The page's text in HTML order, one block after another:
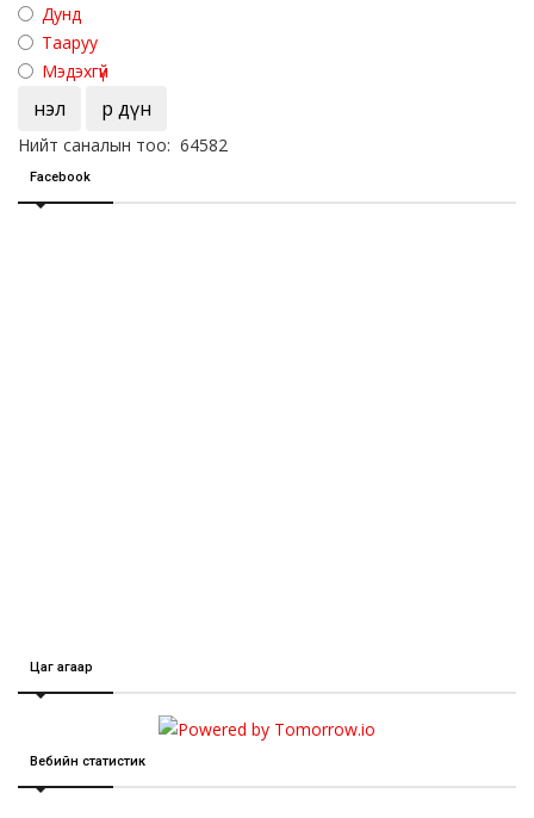
Дунд
Тааруу
Мэдэхгүй
Үнэл Үр дүн
Нийт саналын тоо: 64582
Facebook
Цаг агаар
Вебийн статистик